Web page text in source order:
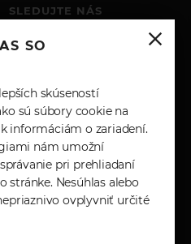
SO
skúseností
sú súbory cookie na
informáciám o zariadení.
nám umožní
pri prehliadaní
stránke. Nesúhlas alebo
ovplyvniť určité
SLEDUJTE NÁS
FACEBOOK
LINKEDIN
YOUTUBE